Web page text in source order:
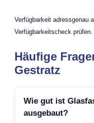
Verfügbarkeit adressgenau
Verfügbarkeitscheck prüfen.
Häufige
Gestratz
Wie gut ist
ausgebaut?